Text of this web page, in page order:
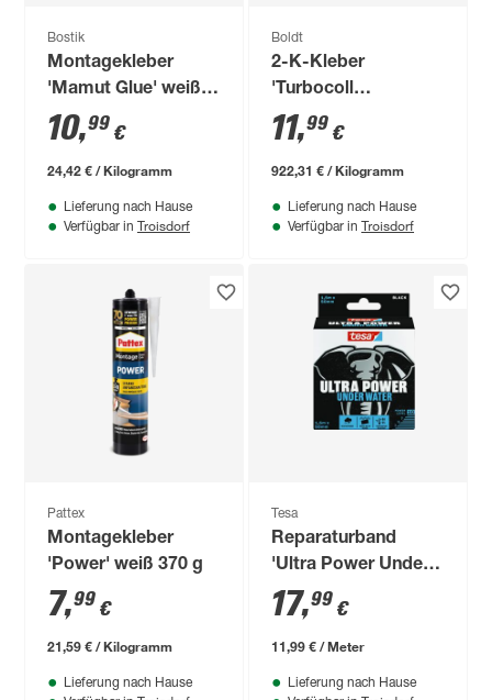
Bostik
Montagekleber
'Mamut Glue' weiß
450 g
10,99 €
24,42 € / Kilogramm
Lieferung nach Hause
Verfügbar in Troisdorf
Boldt
2-K-Kleber
'Turbocoll
Megabond 3 Min
TurboMIX' schwarz
12,5 g
11,99 €
922,31 € / Kilogramm
Lieferung nach Hause
Verfügbar in Troisdorf
Pattex
Montagekleber
'Power' weiß 370 g
7,99 €
21,59 € / Kilogramm
Lieferung nach Hause
Tesa
Reparaturband
'Ultra Power Under
Water' schwarz 50
mm x 1,5 m
17,99 €
11,99 € / Meter
Lieferung nach Hause